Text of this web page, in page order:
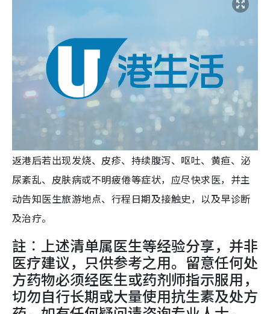
返港后若出现发烧、皮疹、持续腹泻、呕吐、黄疸、泌
尿紊乱、皮肤病或不明疲倦等症状，应尽快求医，并主
动告知医生旅游地点、行程日期及接触史，以及早诊断
及治疗。
註︰上述清单属医生等经验分享，并非
医疗建议，只供参考之用。留意任何处
方药物必须经医生或药剂师指示服用，
切勿自行长期或大量使用抗生素及处方